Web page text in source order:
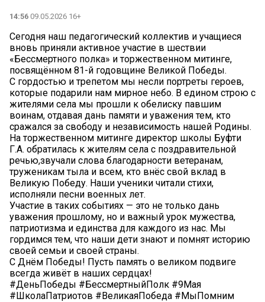
14:56 09.05.2026 16+
Сегодня наш педагогический коллектив и учащиеся
вновь приняли активное участие в шествии
«Бессмертного полка» и торжественном митинге,
посвящённом 81-й годовщине Великой Победы.
С гордостью и трепетом мы несли портреты героев,
которые подарили нам мирное небо. В едином строю с
жителями села мы прошли к обелиску павшим
воинам, отдавая дань памяти и уважения тем, кто
сражался за свободу и независимость нашей Родины.
На торжественном митинге директор школы Буфти
Г.А. обратилась к жителям села с поздравительной
речью,звучали слова благодарности ветеранам,
труженикам тыла и всем, кто внёс свой вклад в
Великую Победу. Наши ученики читали стихи,
исполняли песни военных лет.
Участие в таких событиях — это не только дань
уважения прошлому, но и важный урок мужества,
патриотизма и единства для каждого из нас. Мы
гордимся тем, что наши дети знают и помнят историю
своей семьи и своей страны.
С Днём Победы! Пусть память о великом подвиге
всегда живёт в наших сердцах!
#ДеньПобеды #БессмертныйПолк #9Мая
#ШколаПатриотов #ВеликаяПобеда #МыПомним